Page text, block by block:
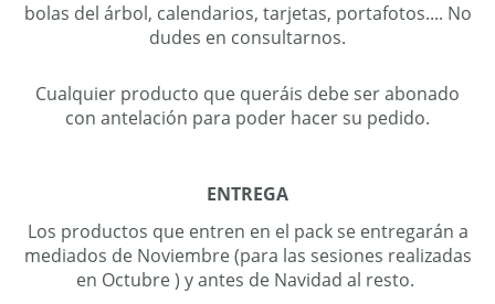
bolas del árbol, calendarios, tarjetas, portafotos.... No
dudes en consultarnos.
Cualquier producto que queráis debe ser abonado
con antelación para poder hacer su pedido.
ENTREGA
Los productos que entren en el pack se entregarán a
mediados de Noviembre (para las sesiones realizadas
en Octubre ) y antes de Navidad al resto.